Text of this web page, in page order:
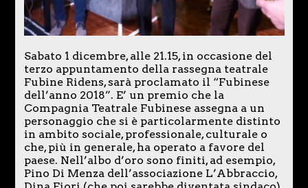
Sabato 1 dicembre, alle 21.15, in occasione del
terzo appuntamento della rassegna teatrale
Fubine Ridens, sarà proclamato il “Fubinese
dell’anno 2018”. E’ un premio che la
Compagnia Teatrale Fubinese assegna a un
personaggio che si è particolarmente distinto
in ambito sociale, professionale, culturale o
che, più in generale, ha operato a favore del
paese. Nell’albo d’oro sono finiti, ad esempio,
Pino Di Menza dell’associazione L’Abbraccio,